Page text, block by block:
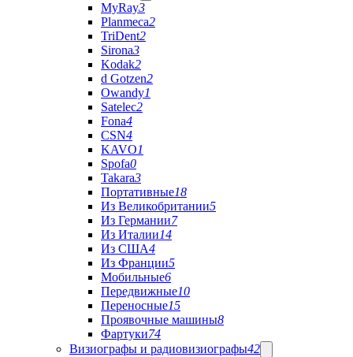
MyRay3
Planmeca2
TriDent2
Sirona3
Kodak2
d Gotzen2
Owandy1
Satelec2
Fona4
CSN4
KAVO1
Spofa0
Takara3
Портативные18
Из Великобритании5
Из Германии7
Из Италии14
Из США4
Из Франции5
Мобильные6
Передвижные10
Переносные15
Проявочные машины8
Фартуки74
Визиографы и радиовизиографы42